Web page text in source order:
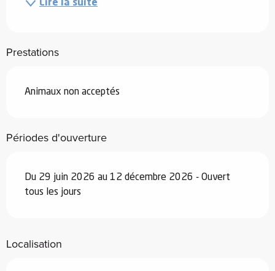
Lire la suite
Prestations
Animaux non acceptés
Périodes d'ouverture
Du 29 juin 2026 au 12 décembre 2026 - Ouvert
tous les jours
Localisation